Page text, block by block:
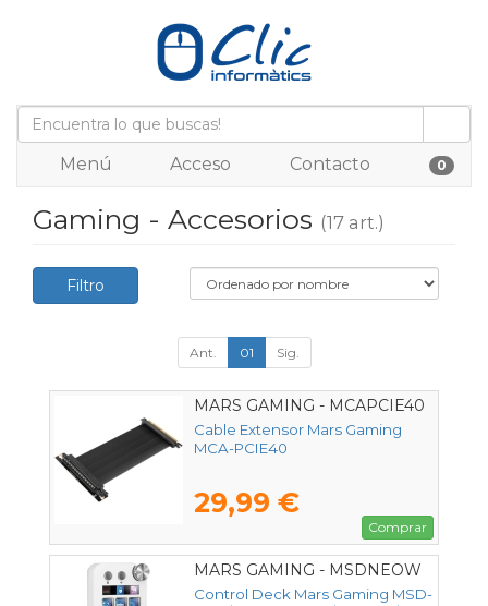
Menú Acceso Contacto 0
Gaming - Accesorios (17 art.)
Filtro
Ant. 01 Sig.
MARS GAMING - MCAPCIE40
Cable Extensor Mars Gaming
MCA-PCIE40
29,99 €
Comprar
MARS GAMING - MSDNEOW
Control Deck Mars Gaming MSD-